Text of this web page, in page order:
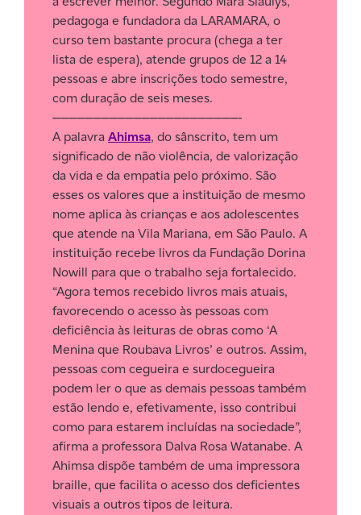
pedagoga e fundadora da LARAMARA, o
curso tem bastante procura (chega a ter
lista de espera), atende grupos de 12 a 14
pessoas e abre inscrições todo semestre,
com duração de seis meses.
———————————————————————-
A palavraAhimsa, do sânscrito, tem um
significado de não violência, de valorização
da vida e da empatia pelo próximo. São
esses os valores que a instituição de mesmo
nome aplica às crianças e aos adolescentes
que atende na Vila Mariana, em São Paulo. A
instituição recebe livros da Fundação Dorina
Nowill para que o trabalho seja fortalecido.
“Agora temos recebido livros mais atuais,
favorecendo o acesso às pessoas com
deficiência às leituras de obras como ‘A
Menina que Roubava Livros’ e outros. Assim,
pessoas com cegueira e surdocegueira
podem ler o que as demais pessoas também
estão lendo e, efetivamente, isso contribui
como para estarem incluídas na sociedade”,
afirma a professora Dalva Rosa Watanabe. A
Ahimsa dispõe também de uma impressora
braille, que facilita o acesso dos deficientes
visuais a outros tipos de leitura.